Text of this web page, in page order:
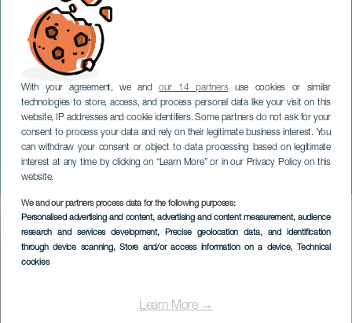
With your agreement, we andour 14 partnersuse cookies or similar
technologies to store, access, and process personal data like your visit on this
website, IP addresses and cookie identifiers. Some partners do not ask for your
consent to process your data and rely on their legitimate business interest. You
can withdraw your consent or object to data processing based on legitimate
interest at any time by clicking on “Learn More” or in our Privacy Policy on this
website.
We and our partners process data for the following purposes:
Personalised advertising and content, advertising and content measurement, audience
research and services development, Precise geolocation data, and identification
through device scanning, Store and/or access information on a device, Technical
cookies
Learn More →
Festival for
bevægelseskunst
TENERIFE
Imagen
Listado